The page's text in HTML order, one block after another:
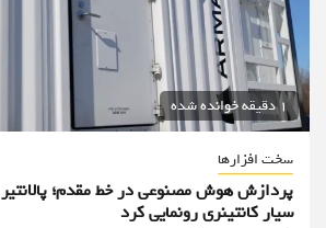
1 دقیقه خوانده شده
سخت افزارها
پردازش هوش مصنوعی در خط مقدم؛ پالانتیر
سیار کانتینری رونمایی کرد